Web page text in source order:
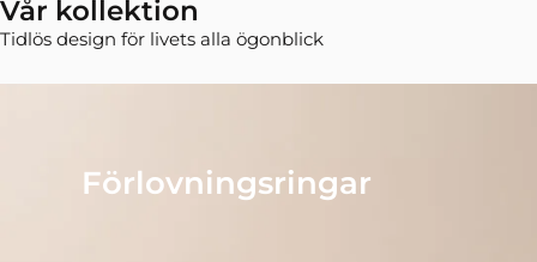
Vår kollektion
Tidlös design för livets alla ögonblick
Förlovningsringar